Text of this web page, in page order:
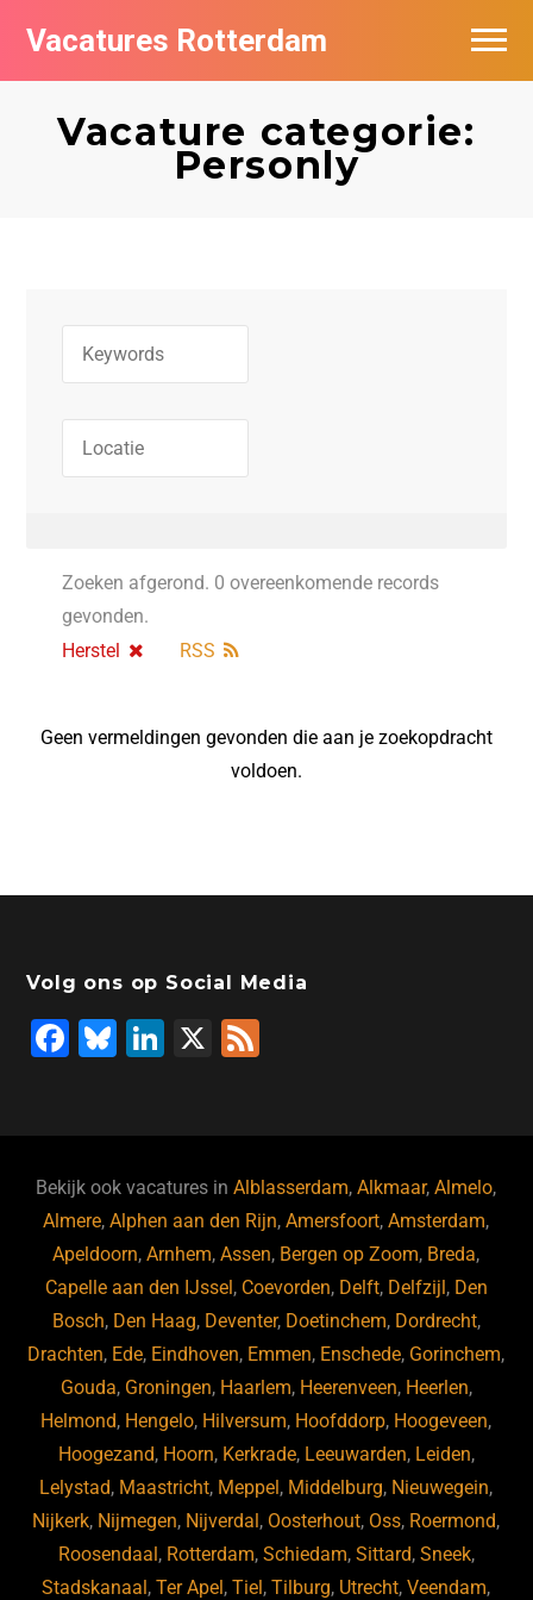
Vacatures Rotterdam
Vacature categorie:
Personly
Zoeken afgerond. 0 overeenkomende records
gevonden.
Herstel
RSS
Geen vermeldingen gevonden die aan je zoekopdracht
voldoen.
Volg ons op Social Media
F
b
o
o
k
Bl
ky
Li
dI
n
X
Bekijk ook vacatures inAlblasserdam,Alkmaar,Almelo,
Almere,Alphen aan den Rijn,Amersfoort,Amsterdam,
Apeldoorn,Arnhem,Assen, Bergen op Zoom, Breda,
Capelle aan den IJssel , Coevorden, Delft, Delfzijl , Den
Bosch, Den Haag, Deventer, Doetinchem, Dordrecht,
Drachten, Ede, Eindhoven, Emmen, Enschede, Gorinchem,
Gouda, Groningen, Haarlem, Heerenveen, Heerlen,
Helmond, Hengelo, Hilversum, Hoofddorp, Hoogeveen,
Hoogezand, Hoorn, Kerkrade, Leeuwarden, Leiden,
Lelystad, Maastricht, Meppel , Middelburg, Nieuwegein,
Nijkerk, Nijmegen, Nijverdal , Oosterhout, Oss, Roermond,
Roosendaal , Rotterdam, Schiedam, Sittard, Sneek,
Stadskanaal ,Ter Apel ,Tiel ,Tilburg, Utrecht,Veendam,
Vacatures per bedrijf
De populairste vacatures in Rotterdam